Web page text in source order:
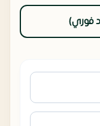
فوري)